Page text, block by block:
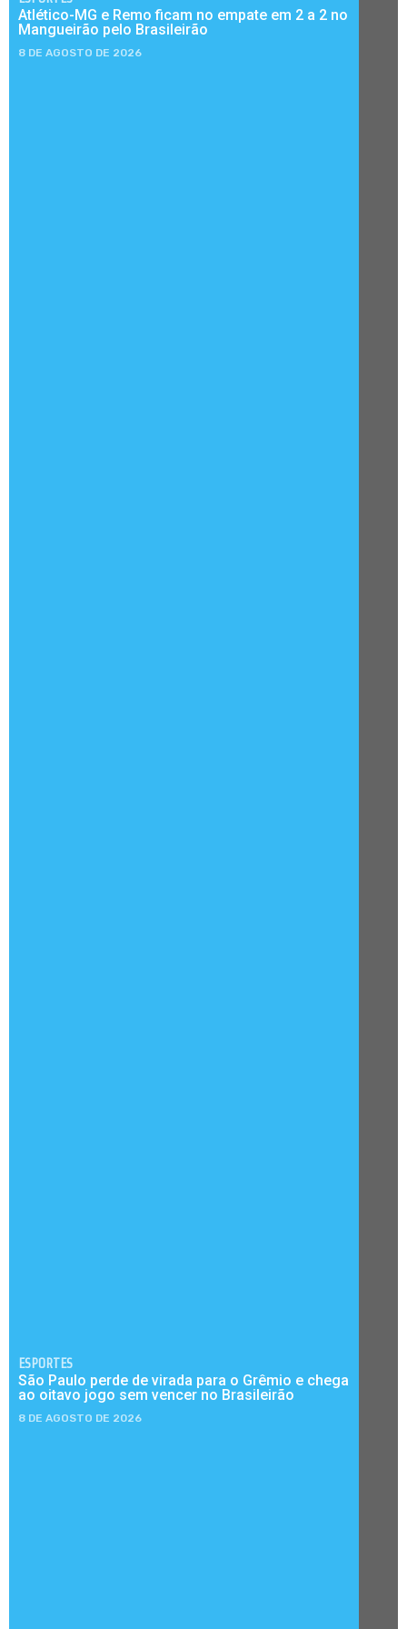
Atlético-MG e Remo ficam no empate em 2 a 2 no
Mangueirão pelo Brasileirão
8 DE AGOSTO DE 2026
ESPORTES
São Paulo perde de virada para o Grêmio e chega
ao oitavo jogo sem vencer no Brasileirão
8 DE AGOSTO DE 2026